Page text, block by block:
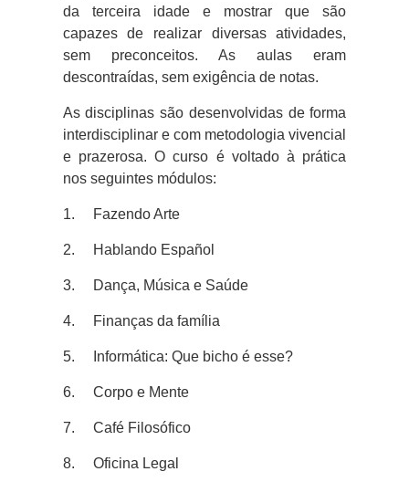
da terceira idade e mostrar que são
capazes de realizar diversas atividades,
sem preconceitos. As aulas eram
descontraídas, sem exigência de notas.
As disciplinas são desenvolvidas de forma
interdisciplinar e com metodologia vivencial
e prazerosa. O curso é voltado à prática
nos seguintes módulos:
1. Fazendo Arte
2. Hablando Español
3. Dança, Música e Saúde
4. Finanças da família
5. Informática: Que bicho é esse?
6. Corpo e Mente
7. Café Filosófico
8. Oficina Legal